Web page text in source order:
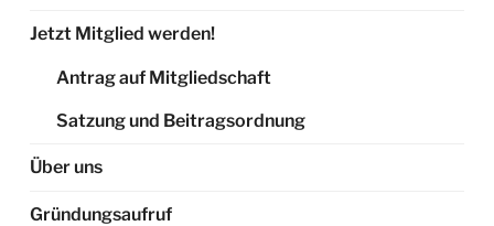
Jetzt Mitglied werden!
Antrag auf Mitgliedschaft
Satzung und Beitragsordnung
Über uns
Gründungsaufruf